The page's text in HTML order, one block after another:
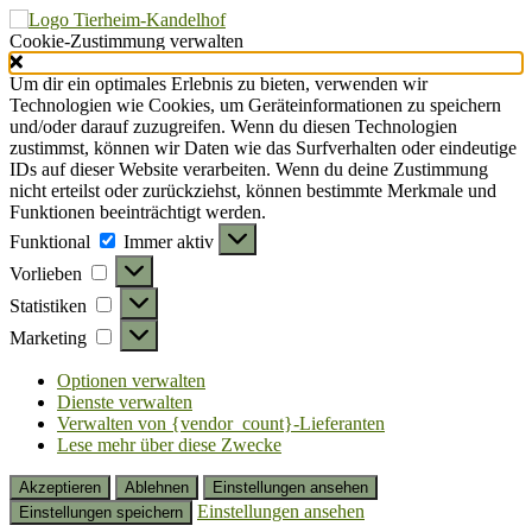
Cookie-Zustimmung verwalten
Um dir ein optimales Erlebnis zu bieten, verwenden wir
Technologien wie Cookies, um Geräteinformationen zu speichern
und/oder darauf zuzugreifen. Wenn du diesen Technologien
zustimmst, können wir Daten wie das Surfverhalten oder eindeutige
IDs auf dieser Website verarbeiten. Wenn du deine Zustimmung
nicht erteilst oder zurückziehst, können bestimmte Merkmale und
Funktionen beeinträchtigt werden.
Funktional
Funktional
Immer aktiv
Vorlieben
Vorlieben
Statistiken Statistiken
Marketing Marketing
Optionen verwalten
Dienste verwalten
Verwalten von {vendor_count}-Lieferanten
Lese mehr über diese Zwecke
Akzeptieren Ablehnen
Einstellungen ansehen
Einstellungen speichern
Einstellungen ansehen